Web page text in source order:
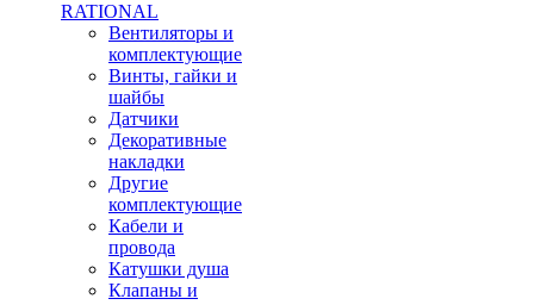
RATIONAL
Вентиляторы и
комплектующие
Винты, гайки и
шайбы
Датчики
Декоративные
накладки
Другие
комплектующие
Кабели и
провода
Катушки душа
Клапаны и